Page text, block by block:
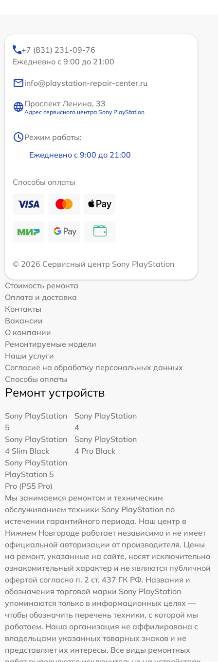
+7 (831) 231-09-76
Ежедневно с 9:00 до 21:00
info@playstation-repair-center.ru
Проспект Ленина, 33
Адрес сервисного центра Sony PlayStation
Режим работы:
Ежедневно с 9:00 до 21:00
Способы оплаты
© 2026 Сервисный центр Sony PlayStation
Стоимость ремонта
Оплата и доставка
Контакты
Вакансии
О компании
Ремонтируемые модели
Наши услуги
Согласие на обработку персональных данных
Способы оплаты
Ремонт устройств
Sony PlayStation
5
Sony PlayStation
4
Sony PlayStation
4 Slim Black
Sony PlayStation
4 Pro Black
Sony PlayStation
PlayStation 5
Pro (PS5 Pro)
Мы занимаемся ремонтом и техническим
обслуживанием техники Sony PlayStation по
истечении гарантийного периода. Наш центр в
Нижнем Новгороде работает независимо и не имеет
официальной авторизации от производителя. Цены
на ремонт, указанные на сайте, носят исключительно
ознакомительный характер и не являются публичной
офертой согласно п. 2 ст. 437 ГК РФ. Названия и
обозначения торговой марки Sony PlayStation
упоминаются только в информационных целях —
чтобы обозначить перечень техники, с которой мы
работаем. Наша организация не аффилирована с
владельцами указанных товарных знаков и не
представляет их интересы. Все виды ремонтных